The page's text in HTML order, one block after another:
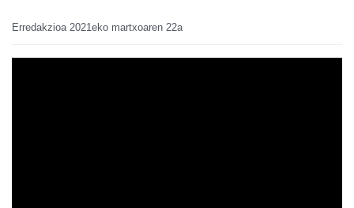
Erredakzioa 2021eko martxoaren 22a